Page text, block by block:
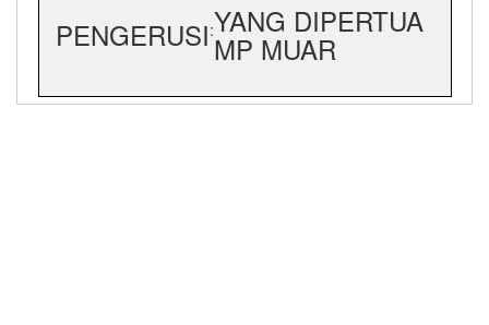
PENGERUSI:YANG DIPERTUA
MP MUAR